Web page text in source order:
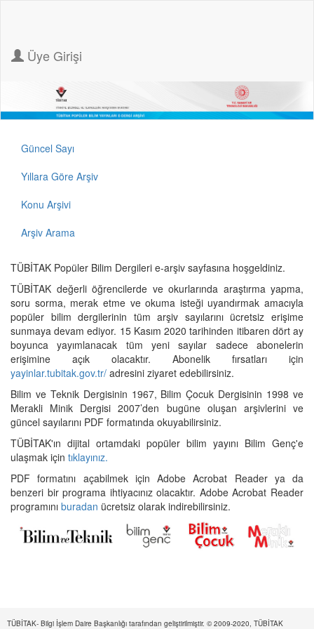
Üye Girişi
Güncel Sayı
Yıllara Göre Arşiv
Konu Arşivi
Arşiv Arama
TÜBİTAK Popüler Bilim Dergileri e-arşiv sayfasına hoşgeldiniz.
TÜBİTAK değerli öğrencilerde ve okurlarında araştırma yapma,
soru sorma, merak etme ve okuma isteği uyandırmak amacıyla
popüler bilim dergilerinin tüm arşiv sayılarını ücretsiz erişime
sunmaya devam ediyor. 15 Kasım 2020 tarihinden itibaren dört ay
boyunca yayımlanacak tüm yeni sayılar sadece abonelerin
erişimine açık olacaktır. Abonelik fırsatları için
yayinlar.tubitak.gov.tr/ adresini ziyaret edebilirsiniz.
Bilim ve Teknik Dergisinin 1967, Bilim Çocuk Dergisinin 1998 ve
Merakli Minik Dergisi 2007’den bugüne oluşan arşivlerini ve
güncel sayılarını PDF formatında okuyabilirsiniz.
TÜBİTAK'ın dijital ortamdaki popüler bilim yayını Bilim Genç'e
ulaşmak için tıklayınız.
PDF formatını açabilmek için Adobe Acrobat Reader ya da
benzeri bir programa ihtiyacınız olacaktır. Adobe Acrobat Reader
programını buradan ücretsiz olarak indirebilirsiniz.
TÜBİTAK- Bilgi İşlem Daire Başkanlığı tarafından geliştirilmiştir. © 2009-2020, TÜBİTAK